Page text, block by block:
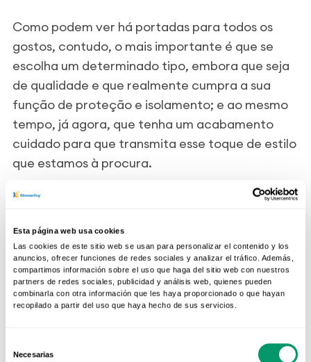
Esta página web usa cookies
Las cookies de este sitio web se usan para personalizar el contenido y los
anuncios, ofrecer funciones de redes sociales y analizar el tráfico. Además,
compartimos información sobre el uso que haga del sitio web con nuestros
partners de redes sociales, publicidad y análisis web, quienes pueden
combinarla con otra información que les haya proporcionado o que hayan
recopilado a partir del uso que haya hecho de sus servicios.
de
Necesarias
Como podem ver há portadas para todos os
gostos, contudo, o mais importante é que se
escolha um determinado tipo, embora que seja
de qualidade e que realmente cumpra a sua
função de proteção e isolamento; e ao mesmo
tempo, já agora, que tenha um acabamento
cuidado para que transmita esse toque de estilo
que estamos à procura.